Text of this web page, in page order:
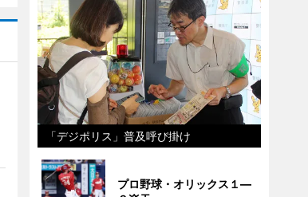
「デジポリス」普及呼び掛け
プロ野球・オリックス１―